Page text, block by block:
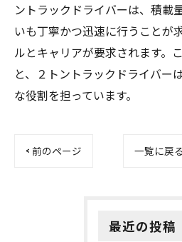
ントラックドライバーは、積載
いも丁寧かつ迅速に行うことが
ルとキャリアが要求されます。
と、２トントラックドライバー
な役割を担っています。
< 前のページ 一覧に戻る
最近の投稿